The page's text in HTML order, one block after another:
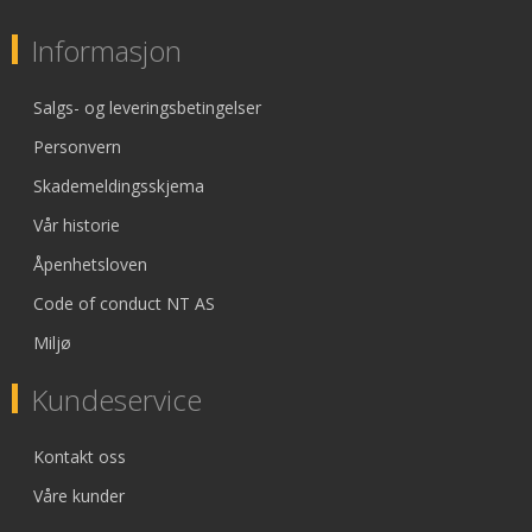
Informasjon
Salgs- og leveringsbetingelser
Personvern
Skademeldingsskjema
Vår historie
Åpenhetsloven
Code of conduct NT AS
Miljø
Kundeservice
Kontakt oss
Våre kunder